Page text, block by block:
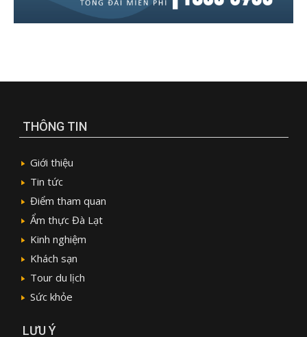
THÔNG TIN
Giới thiệu
Tin tức
Điểm tham quan
Ẩm thực Đà Lạt
Kinh nghiệm
Khách sạn
Tour du lịch
Sức khỏe
LƯU Ý